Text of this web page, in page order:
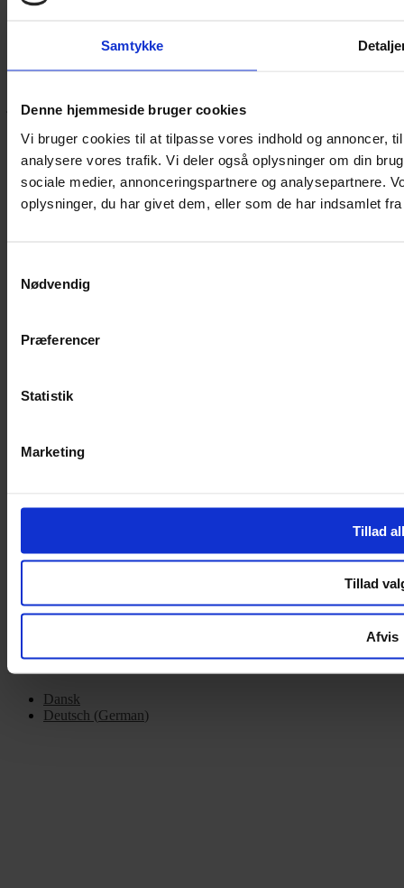
Samtykke
Denne hjemmeside bruger cookies
Vi bruger cookies til at tilpasse vores indhold og annoncer,
analysere vores trafik. Vi deler også oplysninger om din
sociale medier, annonceringspartnere og analysepartnere.
oplysninger, du har givet dem, eller som de har indsamlet
Nødvendig
Præferencer
Statistik
Marketing
Tillad
Tillad
Afvis
Yarn Every Wear
Hvis du bøvler med noget eller ønsker ny inspiration, så skriv til
jeg dig på vej.
Vestergade 12 6270, Tønder
60 51 96 50
post@yarneverywear.dk
CVR 43041649
Facebook-f
Instagram
Handelsbetingelser
Om Yarn Every Wear
Mandag – Fredag 10:00 – 17:30
Copyright © 2022.Design & hosting by Webhuset Ballum ApS
Dansk
Deutsch (German)